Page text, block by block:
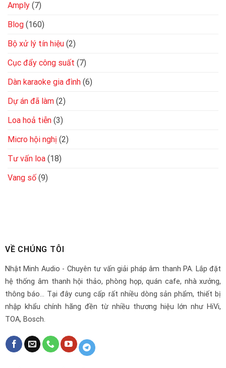
Amply (7)
Blog (160)
Bộ xử lý tín hiệu (2)
Cục đẩy công suất (7)
Dàn karaoke gia đình (6)
Dự án đã làm (2)
Loa hoả tiễn (3)
Micro hội nghị (2)
Tư vấn loa (18)
Vang số (9)
VỀ CHÚNG TÔI
Nhật Minh Audio - Chuyên tư vấn giải pháp âm thanh PA. Lắp đặt
hệ thống âm thanh hội thảo, phòng họp, quán cafe, nhà xưởng,
thông báo... Tại đây cung cấp rất nhiều dòng sản phẩm, thiết bị
nhập khẩu chính hãng đền từ nhiều thương hiệu lớn như HiVi,
TOA, Bosch.